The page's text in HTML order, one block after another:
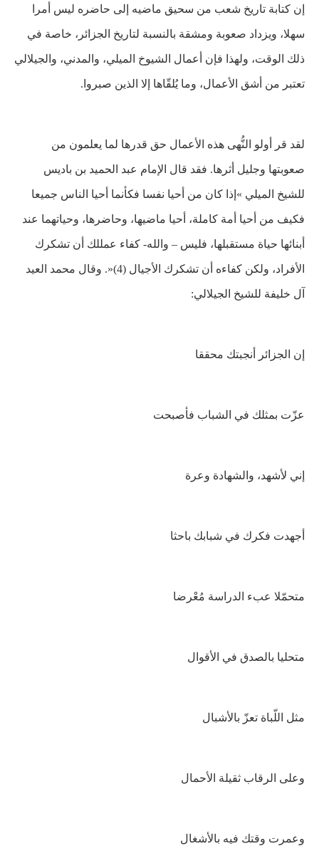
إن كتابة تاريخ شعب من سحيق ماضيه إلى حاضره ليس أمرا
سهلا، ويزداد صعوبة ومشقة بالنسبة لتاريخ الجزائر، خاصة في
ذلك الوقت، ولهذا فإن أعمال الشيوخ الميلي، والمدني، والجيلالي
تعتبر من أشق الأعمال، وما يُلقّاها إلا الذين صبروا .
لقد قر أولو النُّهى هذه الأعمال حق قدرها لما يعلمون من
صعوبتها وجليل أثرها. فقد قال الإمام عبد الحميد بن باديس
للشيخ الميلي »إذا كان من أحيا نفسا فكأنما أحيا الناس جميعا
فكيف من أحيا أمة كاملة، أحيا ماضيها، وحاضرها، وحياتهما عند
أبنائها حياة مستقبلها، فليس – والله- كفاء عمللك أن تشكرك
الأفراد، ولكن كفاءه أن تشكرك الأجيال (4)«. وقال محمد العيد
آل خليفة للشيخ الجيلالي:
إن الجزائر أنجبتك محققا
عزّت بمثلك في الشباب فأصبحت
إني لأشهد، والشهادة وعرة
أجهدت فكرك في شبابك باحثا
متحمّلا عبء الدراسة مُعْرضا
متحليا بالصدق في الأقوال
مثل اللّباة تعزّ بالأشبال
وعلى الرقاب ثقيلة الأحمال
وعمرت وقتك فيه بالأشغال